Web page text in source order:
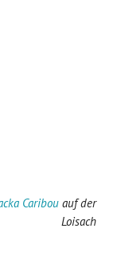
Caribou auf der
Loisach